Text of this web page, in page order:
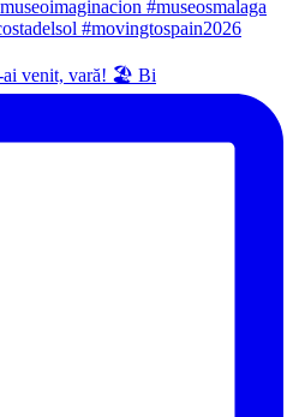
ai venit, vară! 🏖 Bi